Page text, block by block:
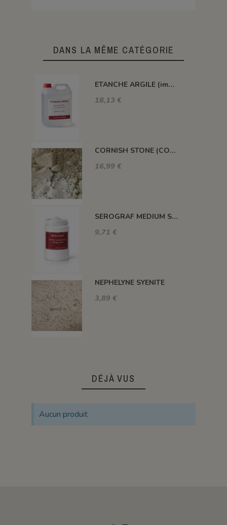
DANS LA MÊME CATÉGORIE
ETANCHE ARGILE (impermeabilisant pour pièce poreuse)
18,13 €
CORNISH STONE (CORNWALL STONE)
16,99 €
SEROGRAF MEDIUM SERIGRAPHIQUE SECHAGE RAPIDE
9,71 €
NEPHELYNE SYENITE
3,89 €
DÉJÀ VUS
Aucun produit